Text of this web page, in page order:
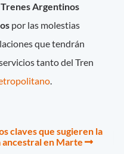
Argentinos
por las molestias
que tendrán
tanto del Tren
.
claves que sugieren la
ancestral en Marte